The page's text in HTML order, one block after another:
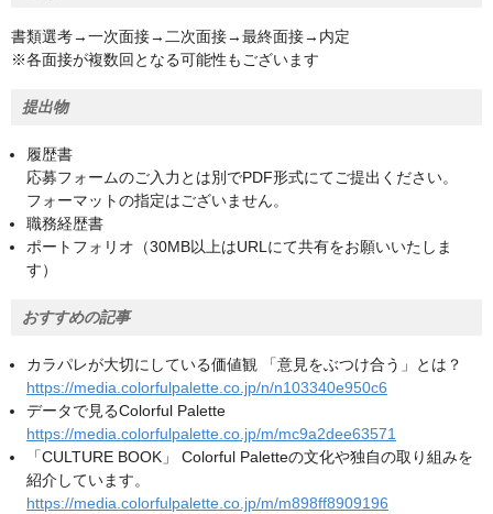
書類選考→一次面接→二次面接→最終面接→内定
※各面接が複数回となる可能性もございます
提出物
履歴書
応募フォームのご入力とは別でPDF形式にてご提出ください。
フォーマットの指定はございません。
職務経歴書
ポートフォリオ（30MB以上はURLにて共有をお願いいたしま
す）
おすすめの記事
カラパレが大切にしている価値観 「意見をぶつけ合う」とは？
https://media.colorfulpalette.co.jp/n/n103340e950c6
データで見るColorful Palette
https://media.colorfulpalette.co.jp/m/mc9a2dee63571
「CULTURE BOOK」 Colorful Paletteの文化や独自の取り組みを
紹介しています。
https://media.colorfulpalette.co.jp/m/m898ff8909196